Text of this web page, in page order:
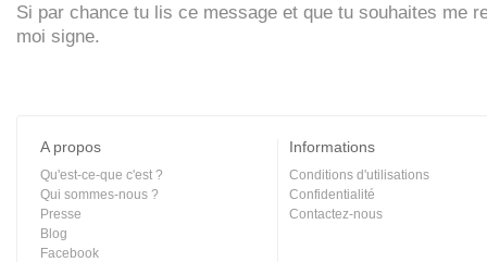
Si par chance tu lis ce message et que tu souhaites me
moi signe.
A propos
Qu'est-ce-que c'est ?
Qui sommes-nous ?
Presse
Blog
Facebook
Informations
Conditions d'utilisations
Confidentialité
Contactez-nous